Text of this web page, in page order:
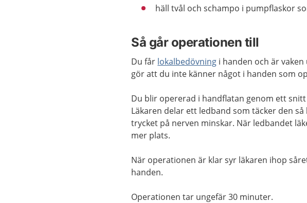
häll tvål och schampo i pumpflaskor
Så går operationen till
Dufår lokalbedövning i handen och ärvaken
gör att du inte känner något i handen som
Du blir opererad i handflatan genom ett
Läkaren delar ett ledband somtäcker den så
trycket på nerven minskar. När ledbandet
mer plats.
När operationen är klar syr läkaren ihop
handen.
Operationen tar ungefär30 minuter.